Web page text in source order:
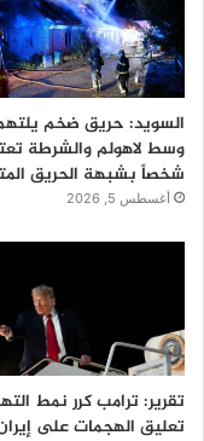
السويد: حريق ضخم
وسط لاهولم والشرطة
شخصاً بشبهة الحريق
أغسطس 5, 2026
تقرير: ترامب كرر نمط
تعليق الهجمات على